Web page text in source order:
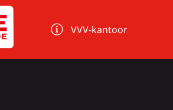
VVV-kantoor